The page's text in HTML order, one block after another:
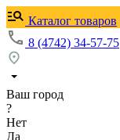
Каталог товаров
8 (4742) 34-57-75
Ваш город
?
Нет
Да